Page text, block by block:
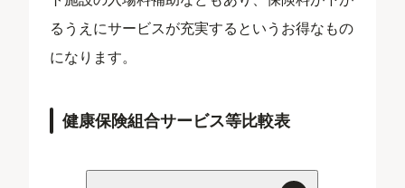
るうえにサービスが充実するというお得なもの
になります。
健康保険組合サービス等比較表